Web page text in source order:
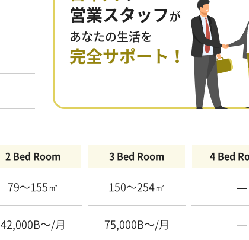
営業スタッフ が
あなたの生活を
完全サポート！
2 Bed Room 3 Bed Room 4 Bed
79〜155㎡ 150〜254㎡ —
42,000B〜/月 75,000B〜/月 —